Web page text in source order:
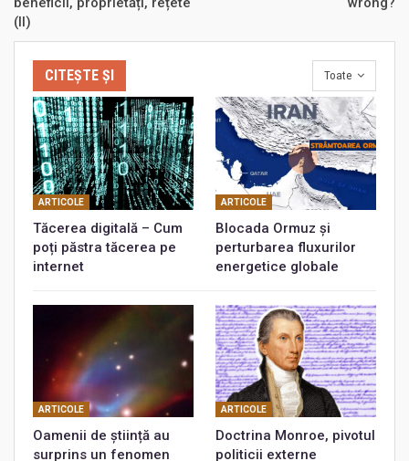
(II)
Toate
CITEȘTE ȘI
ARTICOLE
Tăcerea digitală – Cum
poți păstra tăcerea pe
internet
ARTICOLE
Blocada Ormuz și
perturbarea fluxurilor
energetice globale
ARTICOLE
Oamenii de știință au
surprins un fenomen
ARTICOLE
Doctrina Monroe, pivotul
politicii externe